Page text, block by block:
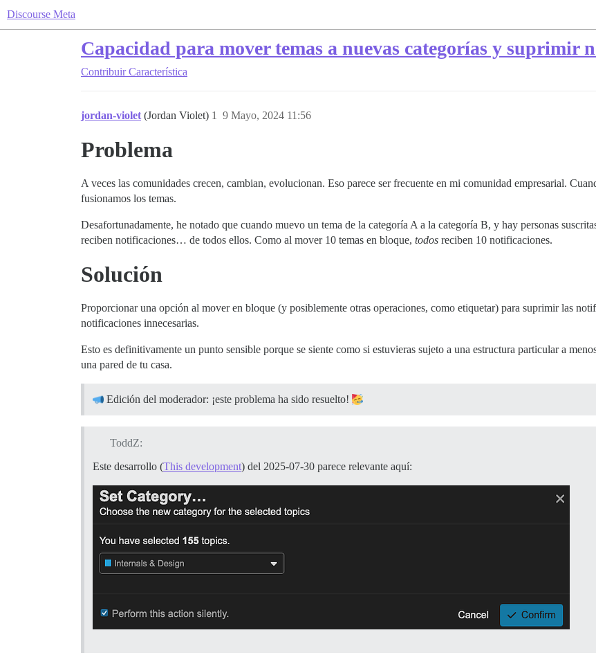
Discourse Meta
Capacidad para mover temas a nuevas categorías y suprimir
Contribuir Característica
jordan-violet (Jordan Violet) 9 Mayo, 2024 11:56
1
Problema
A veces las comunidades crecen, cambian, evolucionan. Eso parece ser frecuente en mi comunidad empresarial.
fusionamos los temas.
Desafortunadamente, he notado que cuando muevo un tema de la categoría A a la categoría B, y hay personas
reciben notificaciones… de todos ellos. Como al mover 10 temas en bloque, todos reciben 10 notificaciones.
Solución
Proporcionar una opción al mover en bloque (y posiblemente otras operaciones, como etiquetar) para suprimir las
notificaciones innecesarias.
Esto es definitivamente un punto sensible porque se siente como si estuvieras sujeto a una estructura particular a
una pared de tu casa.
Edición del moderador: ¡este problema ha sido resuelto!
ToddZ:
Este desarrollo (This development) del 2025-07-30 parece relevante aquí: